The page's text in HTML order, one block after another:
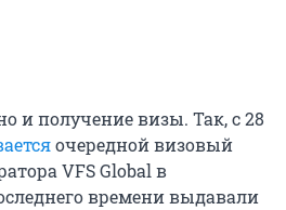
и получение визы. Так, с 28
очередной визовый
VFS Global в
времени выдавали